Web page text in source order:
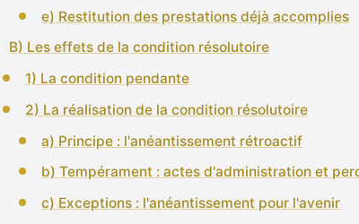
e) Restitution des prestations déjà accomplies
B) Les effets de la condition résolutoire
1) La condition pendante
2) La réalisation de la condition résolutoire
a) Principe : l'anéantissement rétroactif
b) Tempérament : actes d'administration et
c) Exceptions : l'anéantissement pour l'avenir